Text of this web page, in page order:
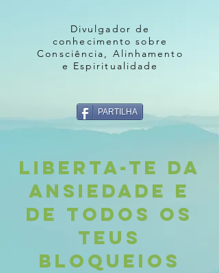
Divulgador de
conhecimento sobre
Consciência, Alinhamento
e Espiritualidade
PARTILHA
LIBERTA-TE DA
ANSIEDADE E
DE TODOS OS
TEUS
BLOQUEIOS